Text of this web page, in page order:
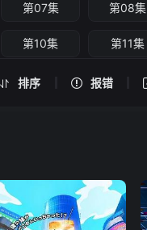
排序 报错
第07集 第08集
第10集 第11集